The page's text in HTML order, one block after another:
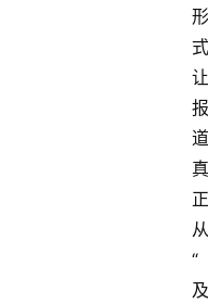
形
式
让
报
道
真
正
从
“
及